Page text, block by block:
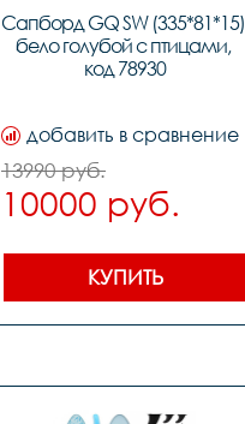
Сапборд GQ SW (335*81*15)
бело голубой с птицами,
код 78930
добавить в сравнение
13990 руб.
10000 руб.
КУПИТЬ